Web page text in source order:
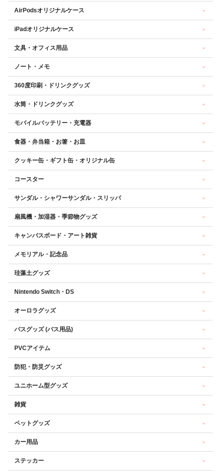
AirPodsオリジナルケース
iPadオリジナルケース
文具・オフィス用品
ノート・メモ
360度印刷・ドリンクグッズ
水筒・ドリンクグッズ
モバイルバッテリー・充電器
食器・弁当箱・お箸・お皿
クッキー缶・ギフト缶・オリジナル缶
コースター
サンダル・シャワーサンダル・スリッパ
扇風機・加湿器・季節物グッズ
キャンバスボード・アート雑貨
メモリアル・記念品
珪藻土グッズ
Nintendo Switch・DS
オーロラグッズ
バスグッズ (バス用品)
PVCアイテム
防犯・防災グッズ
ユニホーム型グッズ
雑貨
ペットグッズ
カー用品
ステッカー